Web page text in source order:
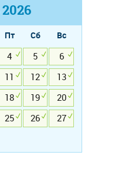
2026
Пт Сб
Вс
4 5
6
11 12
13
18 19
20
25 26
27